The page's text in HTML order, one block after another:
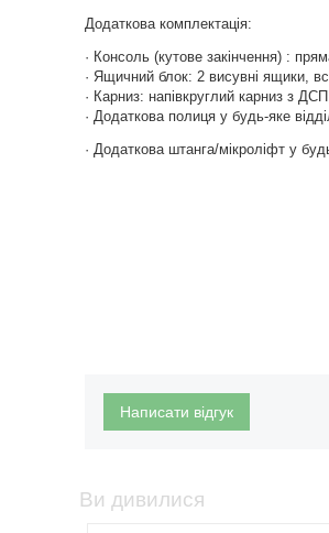
Додаткова комплектація:
· Консоль (кутове закінчення) :
· Ящичний блок: 2 висувні ящики,
· Карниз: напівкруглий карниз з
· Додаткова полиця у будь-яке
· Додаткова штанга/мікроліфт у
Написати відгук
Ви дивилися